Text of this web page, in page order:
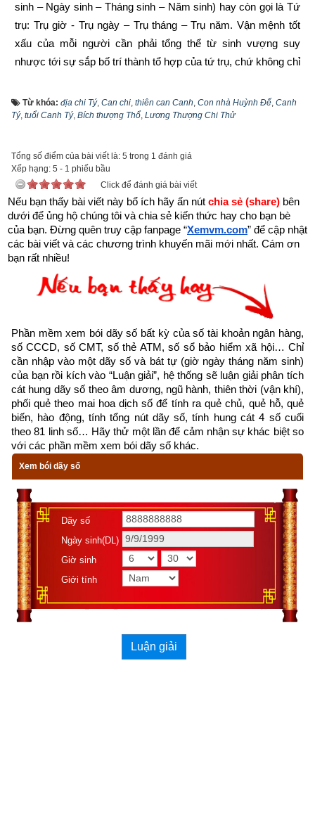
sinh – Ngày sinh – Tháng sinh – Năm sinh) hay còn gọi là Tứ
trụ: Trụ giờ - Trụ ngày – Trụ tháng – Trụ năm. Vận mệnh tốt
xấu của mỗi người cần phải tổng thể từ sinh vượng suy
nhược tới sự sắp bố trí thành tổ hợp của tứ trụ, chứ không chỉ
bằng tháng tốt, tháng tốt không bằng ngày tốt, ngày tốt không
bằng giờ tốt là phiến diện còn quan niệm năm sinh quyết định
Vậy hiểu như thế nào mới lại đúng?
Năm sinh trong tứ trụ như là gốc của cây, là móng của nhà
là ngọn nguồn của nhân mệnh. Gốc khô thì cây chết, gốc có
rễ cắm sâu thì lá xanh, nền rỗng thì nhà đổ, nền kiên cố thì
nhà chắc chắn. Nguồn cạn kiệt thì mệnh tan; nguồn phong
phú thì mệnh cường. Năm có vượng hay không, tốt hay
không phải xem xét 3 yếu tố:
Hai là xét mối quan hệ tương sinh, tương khắc giữa can và
chi
Ba là xét tới mối quan hệ sinh khắc chế hóa của 3 trụ còn lại
thì mới biết rõ được.
Tháng sinh trong tứ trụ giống như cành của cây, cành chắc
khỏe thì lá mới tươi tốt được.
vượng tựa như muôn hoa khoe sắc. Nhật nguyên suy nhược,
hoa ít kém sắc.
Giờ sinh trong tứ trụ
giống như quả. Giờ cường vượng thì
nhiều quả ngon, giờ suy nhược thì quả vừa ít mà lại không
ngon hoặc có hoa mà không kết quả.
Như vậy các bạn thấy năm sinh trong tứ trụ không phải quyết
Từ khóa: địa chi Tý, Can chi, thiên can Canh, Con nhà Huỳnh Ðế, Canh
Tý, tuổi Canh Tý, Bích thượng Thổ, Lương Thượng Chi Thử
Tổng số điểm của bài viết là: 5 trong 1 đánh giá
Xếp hạng: 5 - 1 phiếu bầu
Click để đánh giá bài viết
Nếu bạn thấy bài viết này bổ ích hãy ấn nút chia sẻ (share) bên
dưới để ủng hộ chúng tôi và chia sẻ kiến thức hay cho bạn bè
của bạn. Đừng quên truy cập fanpage “Xemvm.com” để cập nhật
các bài viết và các chương trình khuyến mãi mới nhất. Cám ơn
bạn rất nhiều!
Phần mềm xem bói dãy số bất kỳ của số tài khoản ngân hàng,
số CCCD, số CMT, số thẻ ATM, số sổ bảo hiểm xã hội… Chỉ
cần nhập vào một dãy số và bát tự (giờ ngày tháng năm sinh)
của bạn rồi kích vào “Luận giải”, hệ thống sẽ luận giải phân tích
cát hung dãy số theo âm dương, ngũ hành, thiên thời (vận khí),
phối quẻ theo mai hoa dịch số để tính ra quẻ chủ, quẻ hỗ, quẻ
biến, hào động, tính tổng nút dãy số, tính hung cát 4 số cuối
theo 81 linh số… Hãy thử một lần để cảm nhận sự khác biệt so
với các phần mềm xem bói dãy số khác.
Xem bói dãy số
Dãy số
Ngày sinh(DL)
Giờ sinh
Giới tính
Luận giải